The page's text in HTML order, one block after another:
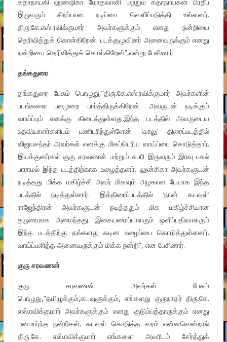
இருவரும் சிறப்பான நடிப்பை வெளிப்படுத்தி உள்ளனர்.
திரு.கே.எஸ்.ரவிக்குமார் அவர்களுக்கும் எனது நன்றியை
தெரிவித்துக் கொள்கிறேன். படக்குழுவினர் அனைவருக்கும் எனது
நன்றியை தெரிவித்துக் கொள்கிறேன்”,என்று பேசினார்.
தங்கதுரை
தங்கதுரை பேசும் பொழுது,”திரு.கே.எஸ்.ரவிக்குமார் அவர்களின்
படங்களை பலமுறை பார்த்திருக்கிறேன். அவருடன் நடிக்கும்
வாய்ப்பும் எனக்கு கிடைத்துள்ளது.இந்த படத்தில் அவருடைய
உதவியாளர்களிடம் பணிபுரிந்துள்ளேன். ‘வாலு’ திரைப்படத்தில்
விஜயசந்தர் அவர்கள் எனக்கு மிகப்பெரிய வாய்ப்பை கொடுத்தார்.
இயக்குனர்கள் குரு சரவணன் மற்றும் சபரி இருவரும் இரவு பகல்
பாராமல் இந்த படத்திற்காக உழைத்தனர். ஹன்சிகா அவர்களுடன்
நடித்தது மிக்க மகிழ்ச்சி அவர் மிகவும் அழகான பேயாக இந்த
படத்தில் நடித்துள்ளார். இத்திரைப்படத்தில் ‘நான் கடவுள்’
ராஜேந்திரன் அவர்களுடன் நடித்ததும் மிக மகிழ்ச்சியான
தருணமாக அமைந்தது. இசையமைப்பாளரும் ஒளிப்பதிவாளரும்
இந்த படத்திற்கு தங்களது கடின உழைப்பை கொடுத்துள்ளனர்.
வாய்ப்பளித்த அனைவருக்கும் மிக்க நன்றி”, என பேசினார்.
குரு சரவணன்
குரு சரவணன் அவர்கள் பேசும்
பொழுது,”தமிழுக்கும்,கடவுளுக்கும், எங்களது குருநாதர் திரு.கே.
எஸ்.ரவிக்குமார் அவர்களுக்கும் எனது குடும்பத்தாருக்கும் எனது
மனமார்ந்த நன்றிகள். கடவுள் கொடுத்த வரம் என்னவென்றால்
திரு.கே. எஸ்.ரவிக்குமார் எங்களை அவரிடம் சேர்த்துக்